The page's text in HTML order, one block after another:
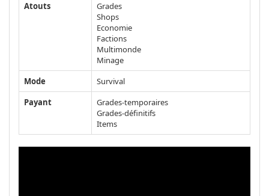
Atouts
Grades
Shops
Economie
Factions
Multimonde
Minage
Mode
Survival
Payant
Grades-temporaires
Grades-définitifs
Items